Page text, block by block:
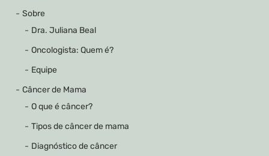
Sobre
Dra. Juliana Beal
Oncologista: Quem é?
Equipe
Câncer de Mama
O que é câncer?
Tipos de câncer de mama
Diagnóstico de câncer